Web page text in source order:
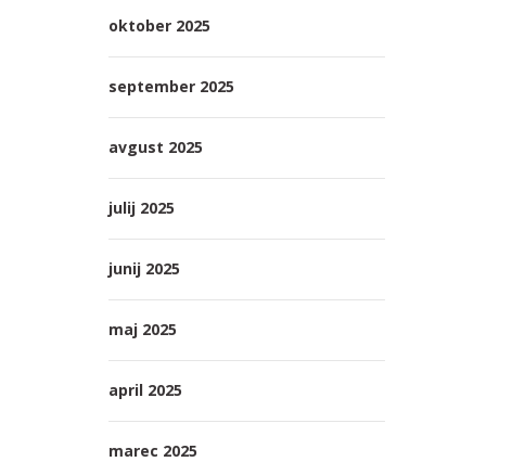
oktober 2025
september 2025
avgust 2025
julij 2025
junij 2025
maj 2025
april 2025
marec 2025